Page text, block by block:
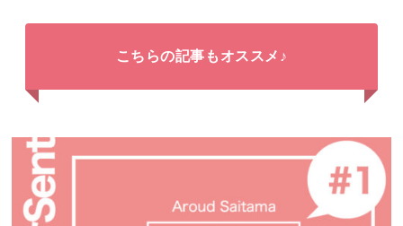
こちらの記事もオススメ♪